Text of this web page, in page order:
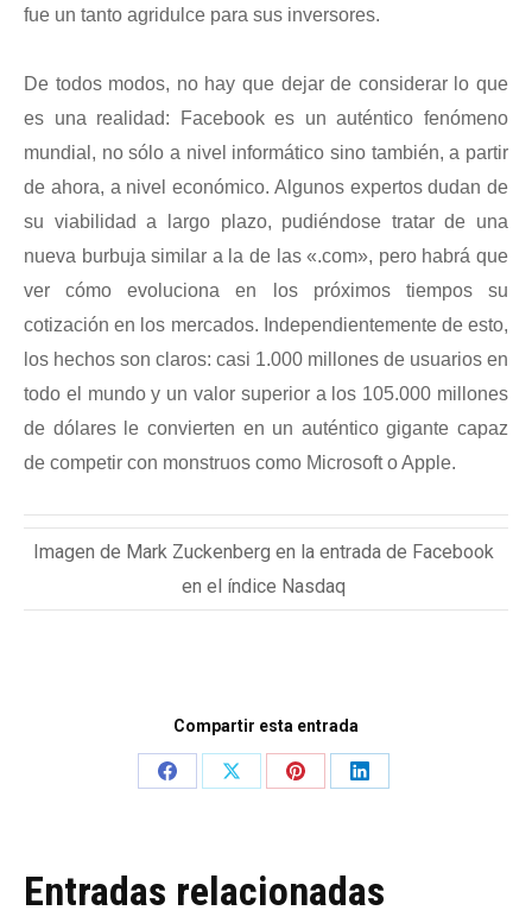
fue un tanto agridulce para sus inversores.
De todos modos, no hay que dejar de considerar lo que
es una realidad: Facebook es un auténtico fenómeno
mundial, no sólo a nivel informático sino también, a partir
de ahora, a nivel económico. Algunos expertos dudan de
su viabilidad a largo plazo, pudiéndose tratar de una
nueva burbuja similar a la de las «.com», pero habrá que
ver cómo evoluciona en los próximos tiempos su
cotización en los mercados. Independientemente de esto,
los hechos son claros: casi 1.000 millones de usuarios en
todo el mundo y un valor superior a los 105.000 millones
de dólares le convierten en un auténtico gigante capaz
de competir con monstruos como Microsoft o Apple.
Imagen de Mark Zuckenberg en la entrada de Facebook
en el índice Nasdaq
Compartir esta entrada
Share
Share
Share
Share
Entradas relacionadas